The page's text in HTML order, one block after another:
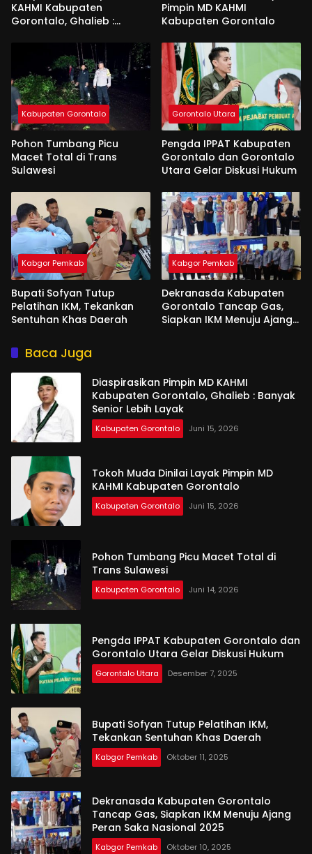
KAHMI Kabupaten
Gorontalo, Ghalieb :
Pimpin MD KAHMI
Kabupaten Gorontalo
Kabupaten Gorontalo
Pohon Tumbang Picu
Macet Total di Trans
Sulawesi
Gorontalo Utara
Pengda IPPAT Kabupaten
Gorontalo dan Gorontalo
Utara Gelar Diskusi Hukum
Kabgor Pemkab
Bupati Sofyan Tutup
Pelatihan IKM, Tekankan
Sentuhan Khas Daerah
Kabgor Pemkab
Dekranasda Kabupaten
Gorontalo Tancap Gas,
Siapkan IKM Menuju Ajang
Baca Juga
Diaspirasikan Pimpin MD KAHMI
Kabupaten Gorontalo, Ghalieb : Banyak
Senior Lebih Layak
Kabupaten Gorontalo Juni 15, 2026
Tokoh Muda Dinilai Layak Pimpin MD
KAHMI Kabupaten Gorontalo
Kabupaten Gorontalo Juni 15, 2026
Pohon Tumbang Picu Macet Total di
Trans Sulawesi
Kabupaten Gorontalo Juni 14, 2026
Pengda IPPAT Kabupaten Gorontalo dan
Gorontalo Utara Gelar Diskusi Hukum
Gorontalo Utara Desember 7, 2025
Bupati Sofyan Tutup Pelatihan IKM,
Tekankan Sentuhan Khas Daerah
Kabgor Pemkab Oktober 11, 2025
Dekranasda Kabupaten Gorontalo
Tancap Gas, Siapkan IKM Menuju Ajang
Peran Saka Nasional 2025
Kabgor Pemkab Oktober 10, 2025